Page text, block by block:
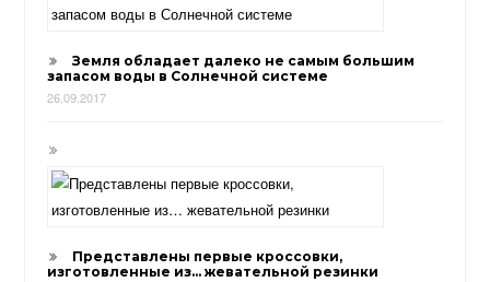
Земля обладает далеко не самым большим
запасом воды в Солнечной системе
26.09.2017
Представлены первые кроссовки,
изготовленные из… жевательной резинки